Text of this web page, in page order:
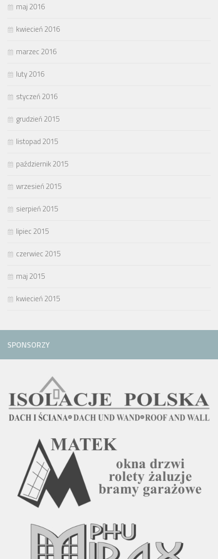
maj 2016
kwiecień 2016
marzec 2016
luty 2016
styczeń 2016
grudzień 2015
listopad 2015
październik 2015
wrzesień 2015
sierpień 2015
lipiec 2015
czerwiec 2015
maj 2015
kwiecień 2015
SPONSORZY